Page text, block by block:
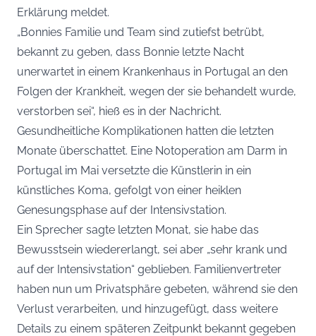
Erklärung meldet.
„Bonnies Familie und Team sind zutiefst betrübt,
bekannt zu geben, dass Bonnie letzte Nacht
unerwartet in einem Krankenhaus in Portugal an den
Folgen der Krankheit, wegen der sie behandelt wurde,
verstorben sei“, hieß es in der Nachricht.
Gesundheitliche Komplikationen hatten die letzten
Monate überschattet. Eine Notoperation am Darm in
Portugal im Mai versetzte die Künstlerin in ein
künstliches Koma, gefolgt von einer heiklen
Genesungsphase auf der Intensivstation.
Ein Sprecher sagte letzten Monat, sie habe das
Bewusstsein wiedererlangt, sei aber „sehr krank und
auf der Intensivstation“ geblieben. Familienvertreter
haben nun um Privatsphäre gebeten, während sie den
Verlust verarbeiten, und hinzugefügt, dass weitere
Details zu einem späteren Zeitpunkt bekannt gegeben